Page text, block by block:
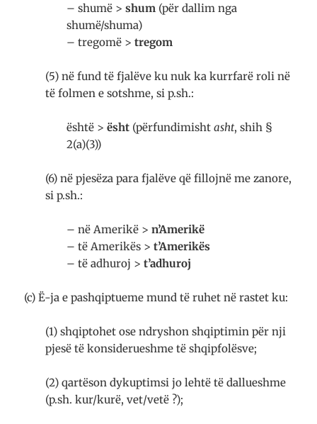
– shumë >shum (për dallim nga
shumë/shuma)
– tregomë >tregom
(5) në fund të fjalëve ku nuk ka kurrfarë roli në
të folmen e sotshme, si p.sh.:
është >ësht (përfundimishtasht, shih §
2(a)(3))
(6) në pjesëza para fjalëve që fillojnë me zanore,
si p.sh.:
– në Amerikë >n’Amerikë
– të Amerikës >t’Amerikës
– të adhuroj >t’adhuroj
(c) Ë-ja e pashqiptueme mund të ruhet në rastet ku:
(1) shqiptohet ose ndryshon shqiptimin për nji
pjesë të konsiderueshme të shqipfolësve;
(2) qartëson dykuptimsi jo lehtë të dallueshme
(p.sh. kur/kurë, vet/vetë ?);